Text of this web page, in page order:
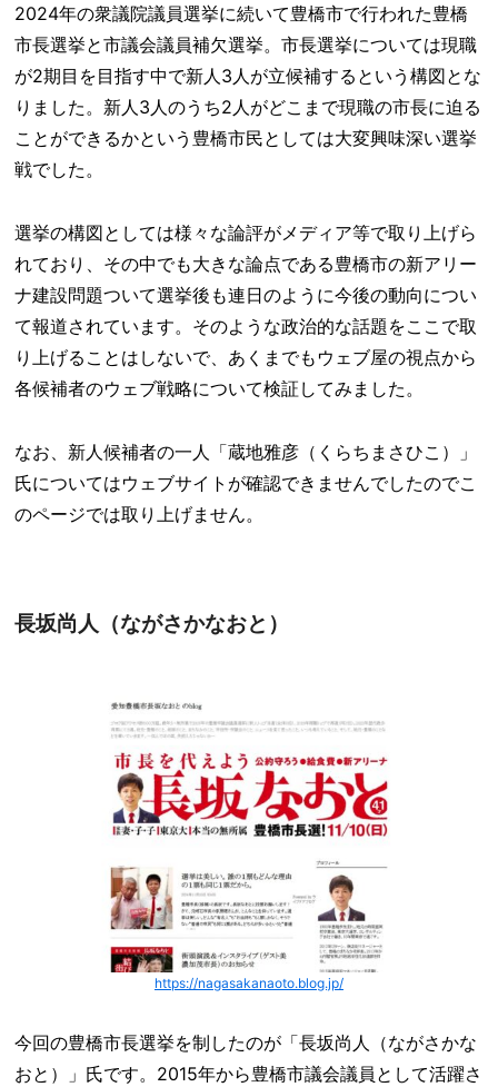
2024年の衆議院議員選挙に続いて豊橋市で行われた豊橋
市長選挙と市議会議員補欠選挙。市長選挙については現職
が2期目を目指す中で新人3人が立候補するという構図とな
りました。新人3人のうち2人がどこまで現職の市長に迫る
ことができるかという豊橋市民としては大変興味深い選挙
戦でした。
選挙の構図としては様々な論評がメディア等で取り上げら
れており、その中でも大きな論点である豊橋市の新アリー
ナ建設問題ついて選挙後も連日のように今後の動向につい
て報道されています。そのような政治的な話題をここで取
り上げることはしないで、あくまでもウェブ屋の視点から
各候補者のウェブ戦略について検証してみました。
なお、新人候補者の一人「蔵地雅彦（くらちまさひこ）」
氏についてはウェブサイトが確認できませんでしたのでこ
のページでは取り上げません。
長坂尚人（ながさかなおと）
https://nagasakanaoto.blog.jp/
今回の豊橋市長選挙を制したのが「長坂尚人（ながさかな
おと）」氏です。2015年から豊橋市議会議員として活躍さ